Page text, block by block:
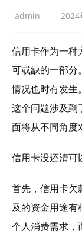
admin 2024
信用卡作为一种
可或缺的一部分
情况也时有发生
这个问题涉及到
面将从不同角度
信用卡没还清可
首先，信用卡欠
及的资金用途有
个人消费需求，